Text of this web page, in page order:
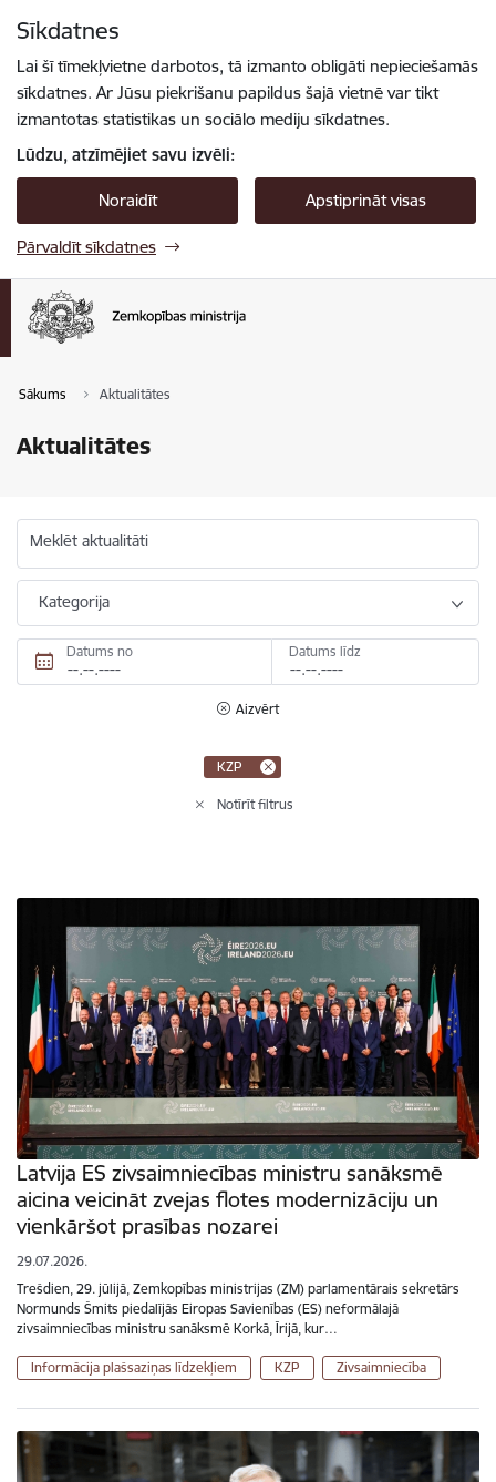
Sīkdatnes
Lai šī tīmekļvietne darbotos, tā izmanto obligāti nepieciešamās
sīkdatnes. Ar Jūsu piekrišanu papildus šajā vietnē var tikt
izmantotas statistikas un sociālo mediju sīkdatnes.
Lūdzu, atzīmējiet savu izvēli:
Noraidīt Apstiprināt visas
Pārvaldīt sīkdatnes
Sākums Aktualitātes
Aktualitātes
Meklēt aktualitāti
Kategorija
Datums no Datums līdz
Aizvērt
KZP
Notīrīt filtrus
Latvija ES zivsaimniecības ministru sanāksmē
aicina veicināt zvejas flotes modernizāciju un
vienkāršot prasības nozarei
29.07.2026.
Trešdien, 29. jūlijā, Zemkopības ministrijas (ZM) parlamentārais sekretārs
Normunds Šmits piedalījās Eiropas Savienības (ES) neformālajā
zivsaimniecības ministru sanāksmē Korkā, Īrijā, kur…
Informācija plašsaziņas līdzekļiem KZP Zivsaimniecība